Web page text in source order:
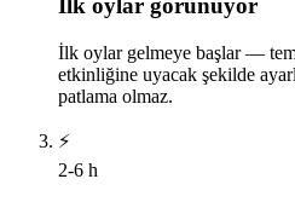
İlk oylar görünüyor
İlk oylar gelmeye başlar —
etkinliğine uyacak şekilde
patlama olmaz.
⚡
2-6 h